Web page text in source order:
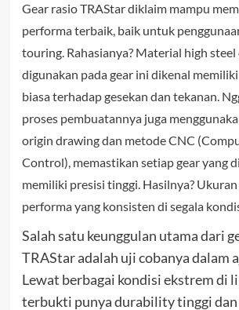
Gear rasio TRAStar diklaim mampu
performa terbaik, baik untuk
touring. Rahasianya? Material high steel
digunakan pada gear ini dikenal
biasa terhadap gesekan dan tekanan.
proses pembuatannya juga
origin drawing dan metode CNC
Control), memastikan setiap gear yang
memiliki presisi tinggi. Hasilnya?
performa yang konsisten di segala
Salah satu keunggulan utama dari
TRAStar adalah uji cobanya dalam
Lewat berbagai kondisi ekstrem di
terbukti punya durability tinggi dan